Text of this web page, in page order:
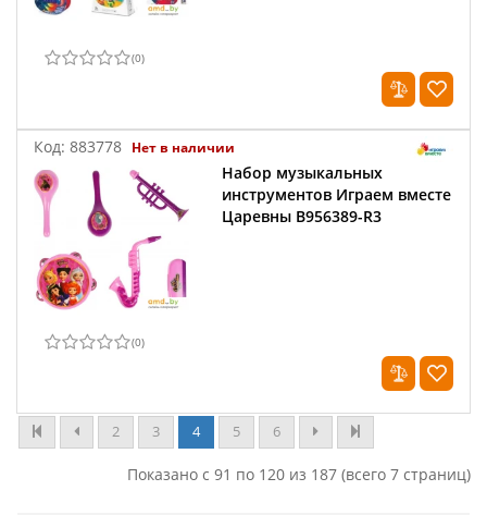
(0)
Код: 883778 Нет в наличии
Набор музыкальных
инструментов Играем вместе
Царевны B956389-R3
(0)
2 3 4 5 6
Показано с 91 по 120 из 187 (всего 7 страниц)